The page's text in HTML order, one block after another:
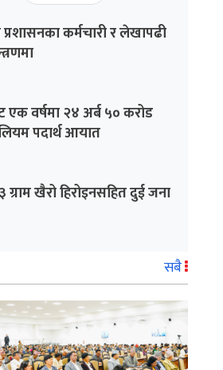
कर्मचारी र लेखापढी
एक वर्षमा २४ अर्ब ५० करोड
पदार्थ आयात
ग्राम खैरो हिरोइनसहित दुई जना
सबै